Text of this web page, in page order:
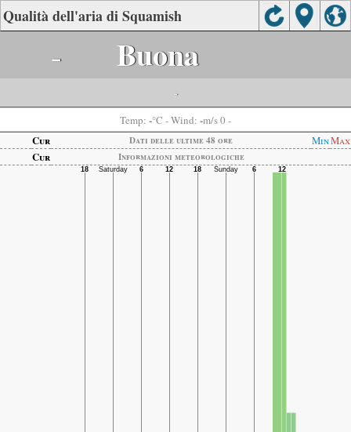
Qualità dell'aria di Squamish
- Buona
-
Temp: -°C - Wind: -m/s 0 -
Cur
Dati delle ultime 48 ore MinMax
Cur
Informazioni meteorologiche